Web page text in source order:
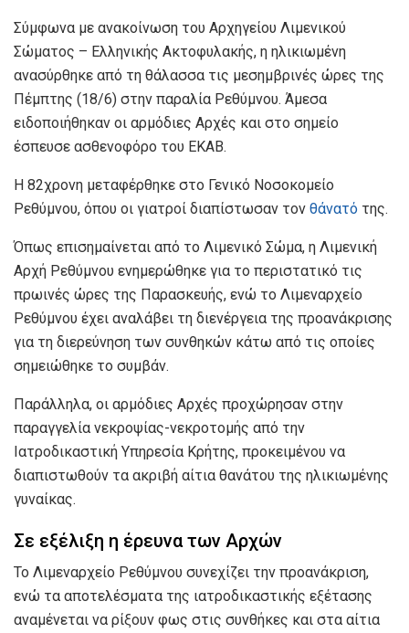
Σύμφωνα με ανακοίνωση του Αρχηγείου Λιμενικού
Σώματος – Ελληνικής Ακτοφυλακής, η ηλικιωμένη
ανασύρθηκε από τη θάλασσα τις μεσημβρινές ώρες της
Πέμπτης (18/6) στην παραλία Ρεθύμνου. Άμεσα
ειδοποιήθηκαν οι αρμόδιες Αρχές και στο σημείο
έσπευσε ασθενοφόρο του ΕΚΑΒ.
Η 82χρονη μεταφέρθηκε στο Γενικό Νοσοκομείο
Ρεθύμνου, όπου οι γιατροί διαπίστωσαν τον θάνατό της.
Όπως επισημαίνεται από το Λιμενικό Σώμα, η Λιμενική
Αρχή Ρεθύμνου ενημερώθηκε για το περιστατικό τις
πρωινές ώρες της Παρασκευής, ενώ το Λιμεναρχείο
Ρεθύμνου έχει αναλάβει τη διενέργεια της προανάκρισης
για τη διερεύνηση των συνθηκών κάτω από τις οποίες
σημειώθηκε το συμβάν.
Παράλληλα, οι αρμόδιες Αρχές προχώρησαν στην
παραγγελία νεκροψίας-νεκροτομής από την
Ιατροδικαστική Υπηρεσία Κρήτης, προκειμένου να
διαπιστωθούν τα ακριβή αίτια θανάτου της ηλικιωμένης
γυναίκας.
Σε εξέλιξη η έρευνα των Αρχών
Το Λιμεναρχείο Ρεθύμνου συνεχίζει την προανάκριση,
ενώ τα αποτελέσματα της ιατροδικαστικής εξέτασης
αναμένεται να ρίξουν φως στις συνθήκες και στα αίτια